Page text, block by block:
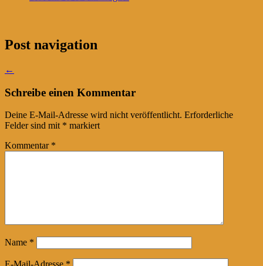
Post navigation
←
Schreibe einen Kommentar
Deine E-Mail-Adresse wird nicht veröffentlicht. Erforderliche
Felder sind mit * markiert
Kommentar *
Name *